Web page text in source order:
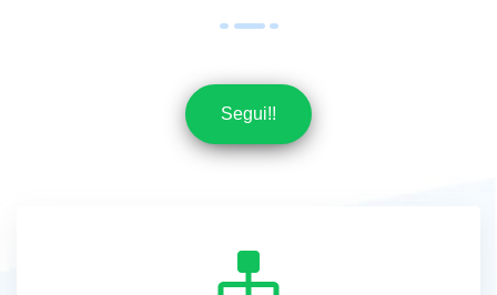
Segui!!